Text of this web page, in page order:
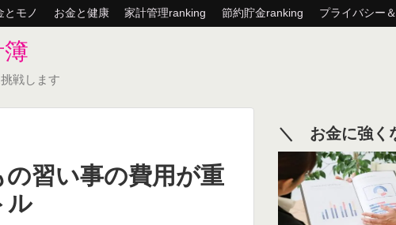
とモノ お金と健康 家計管理ranking 節約貯金ranking プライバシー
戦します
習い事の費用が重
ル
＼ お金に強く